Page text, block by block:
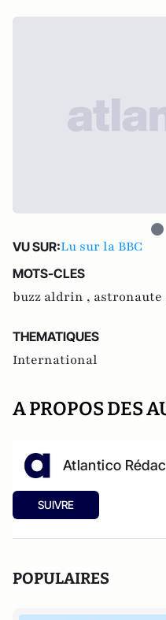
VU SUR:Lu sur la BBC
MOTS-CLES
buzz aldrin , astronaute
THEMATIQUES
International
A PROPOS DES
Atlantico
SUIVRE
POPULAIRES